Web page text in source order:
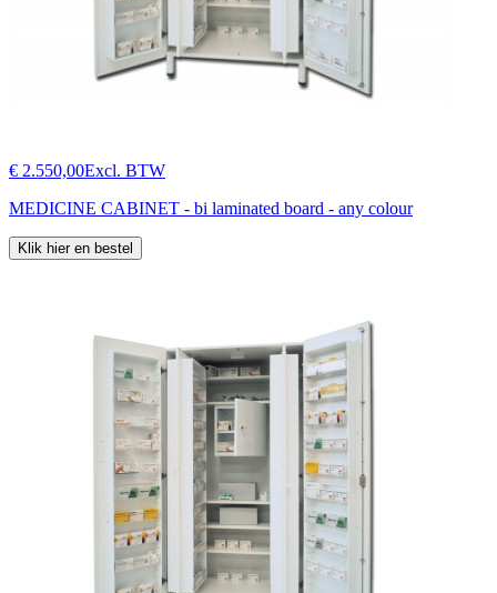
€ 2.550,00Excl. BTW
MEDICINE CABINET - bi laminated board - any colour
Klik hier en bestel